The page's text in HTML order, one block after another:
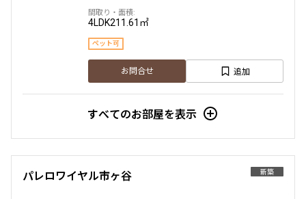
4LDK211.61㎡
ペット可
お問合せ 追加
すべてのお部屋を表示
新築
パレロワイヤル市ヶ谷